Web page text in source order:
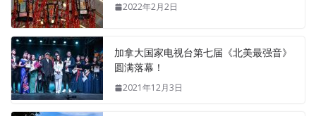
2022年2月2日
加拿大国家电视台第七届《北美最强音》
圆满落幕！
2021年12月3日